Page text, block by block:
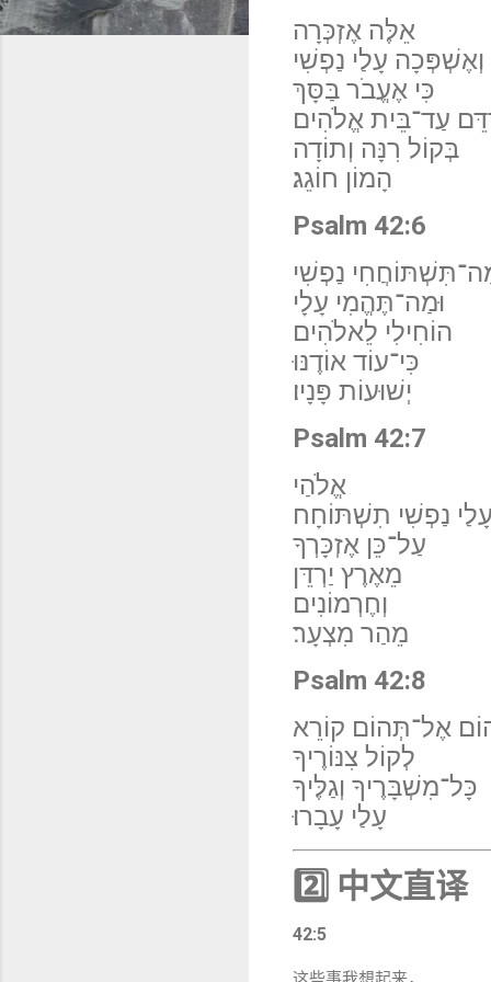
אֵלֶּה אֶזְכְּרָה
וְאֶשְׁפְּכָה עָלַי נַפְשִׁי
כִּי אֶעֱבֹר בַּסָּךְ
עַד־בֵּית אֱלֹהִים
בְּקוֹל רִנָּה וְתוֹדָה
הָמוֹן חוֹגֵג׃
Psalm 42:6
נַפְשִׁי
וּמַה־תֶּהֱמִי עָלָי
הוֹחִילִי לֵאלֹהִים
כִּי־עוֹד אוֹדֶנּוּ
יְשׁוּעוֹת פָּנָיו׃
Psalm 42:7
אֱלֹהַי
עָלַי נַפְשִׁי תִשְׁתּוֹחָח
עַל־כֵּן אֶזְכָּרְךָ
מֵאֶרֶץ יַרְדֵּן
וְחֶרְמוֹנִים
מֵהַר מִצְעָר׃
Psalm 42:8
אֶל־תְּהוֹם קוֹרֵא
לְקוֹל צִנּוֹרֶיךָ
כָּל־מִשְׁבָּרֶיךָ וְגַלֶּיךָ
עָלַי עָבָרוּ׃
2️⃣ 中文直译
42:5